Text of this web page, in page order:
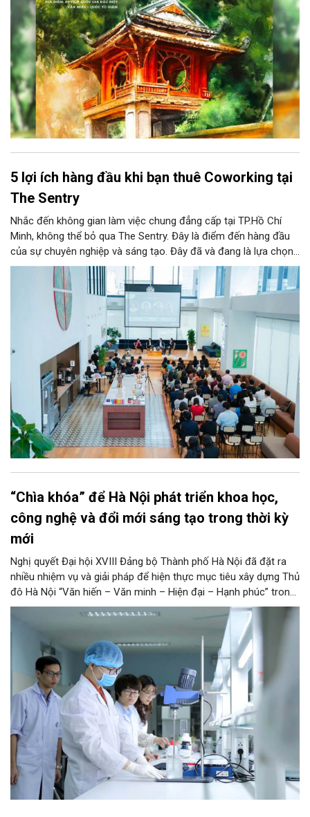
thuật của Thủ đô trong mùa thu này.
5 lợi ích hàng đầu khi bạn thuê Coworking tại
The Sentry
Nhắc đến không gian làm việc chung đẳng cấp tại TP.Hồ Chí
Minh, không thể bỏ qua The Sentry. Đây là điểm đến hàng đầu
của sự chuyên nghiệp và sáng tạo. Đây đã và đang là lựa chọn
ưu tiên của đông đảo doanh nghiệp cũng như cá nhân khi tìm
kiếm một văn phòng làm việc chuẩn mực giữa lòng thành phố
sôi động bậc nhất cả nước này.
“Chìa khóa” để Hà Nội phát triển khoa học,
công nghệ và đổi mới sáng tạo trong thời kỳ
mới
Nghị quyết Đại hội XVIII Đảng bộ Thành phố Hà Nội đã đặt ra
nhiều nhiệm vụ và giải pháp để hiện thực mục tiêu xây dựng Thủ
đô Hà Nội “Văn hiến – Văn minh – Hiện đại – Hạnh phúc” trong
thời kỳ mới. Trong đó, Hà Nội sẽ thúc đẩy phát triển khoa học,
công nghệ, đổi mới sáng tạo và chuyển đổi số toàn diện trong